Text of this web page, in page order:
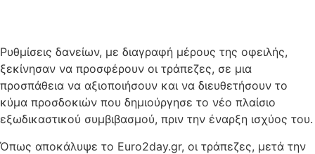
Ρυθμίσεις δανείων, με διαγραφή μέρους της οφειλής,
ξεκίνησαν να προσφέρουν οι τράπεζες, σε μια
προσπάθεια να αξιοποιήσουν και να διευθετήσουν το
κύμα προσδοκιών που δημιούργησε το νέο πλαίσιο
εξωδικαστικού συμβιβασμού, πριν την έναρξη ισχύος του.
Όπως αποκάλυψε το Euro2day.gr, οι τράπεζες, μετά την